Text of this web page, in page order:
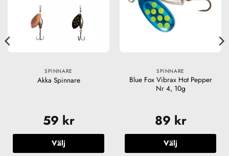
SPINNARE
Akka Spinnare
59 kr
Välj
SPINNARE
Blue Fox Vibrax Hot Pepper
Nr 4, 10g
89 kr
Välj